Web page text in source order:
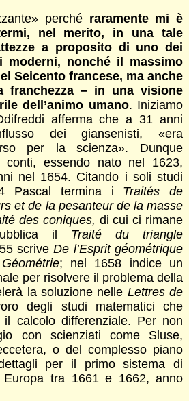
perché raramente mi è
nel merito, in una tale
a proposito di uno dei
moderni, nonché il massimo
Seicento francese, ma anche
– in una visione
dell’animo umano. Iniziamo
afferma che a 31 anni
dei giansenisti, «era
per la scienza». Dunque
conti, essendo nato nel 1623,
nel 1654. Citando i soli studi
Pascal termina i Traités de
et de la pesanteur de la masse
des coniques, di cui ci rimane
il
Traité du triangle
scrive De l’Esprit géométrique
; nel 1658 indice un
per risolvere il pro­blema della
la soluzione nelle Lettres de
degli studi matematici che
calcolo differenziale. Per non
con scienziati come Sluse,
o del complesso piano
per il primo sistema di
tra 1661 e 1662, anno